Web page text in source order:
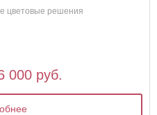
цветовые решения
000 руб.